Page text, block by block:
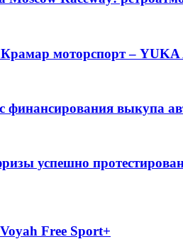
Крамар моторспорт –
финансирования выкупа
успешно
Free Sport+